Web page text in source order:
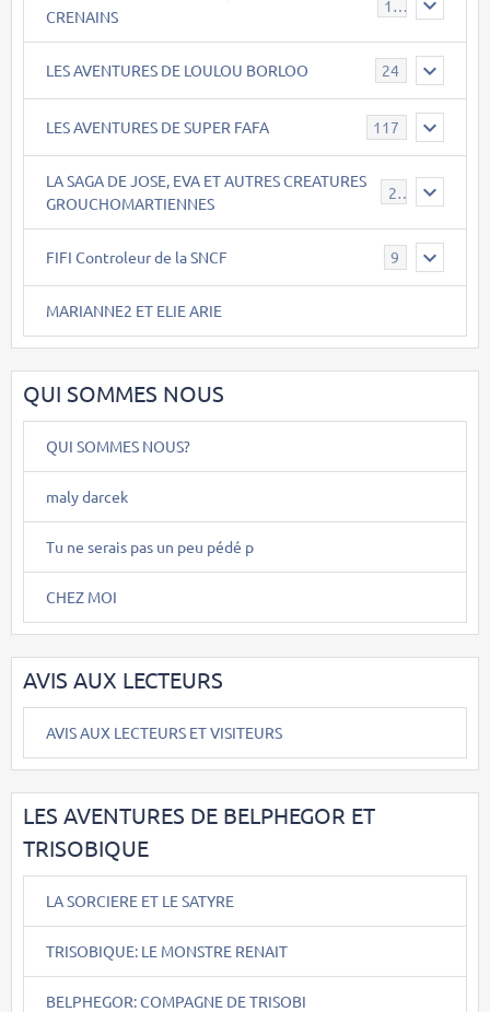
CRENAINS
17
LES AVENTURES DE LOULOU BORLOO 24
LES AVENTURES DE SUPER FAFA 117
LA SAGA DE JOSE, EVA ET AUTRES CREATURES
GROUCHOMARTIENNES
26
FIFI Controleur de la SNCF 9
MARIANNE2 ET ELIE ARIE
QUI SOMMES NOUS
QUI SOMMES NOUS?
maly darcek
Tu ne serais pas un peu pédé p
CHEZ MOI
AVIS AUX LECTEURS
AVIS AUX LECTEURS ET VISITEURS
LES AVENTURES DE BELPHEGOR ET
TRISOBIQUE
LA SORCIERE ET LE SATYRE
TRISOBIQUE: LE MONSTRE RENAIT
BELPHEGOR: COMPAGNE DE TRISOBI